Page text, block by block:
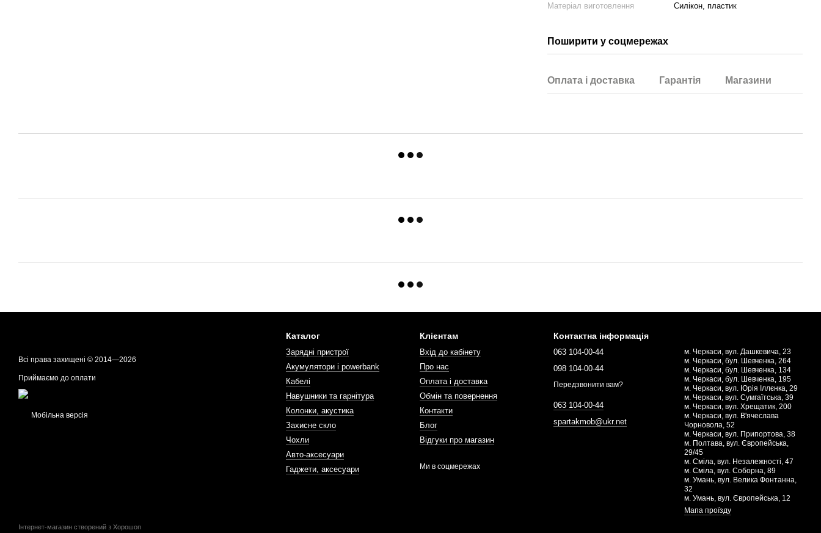
Матеріал виготовлення
Силікон, пластик
Поширити у соцмережах
Оплата і доставка Гарантія Магазини
Всі права захищені © 2014—2026
Приймаємо до оплати
Мобільна версія
Інтернет-магазин створений з Хорошоп
Каталог
Зарядні пристрої
Акумулятори і powerbank
Кабелі
Навушники та гарнітура
Колонки, акустика
Захисне скло
Чохли
Авто-аксесуари
Гаджети, аксесуари
Клієнтам
Вхід до кабінету
Про нас
Оплата і доставка
Обмін та повернення
Контакти
Блог
Відгуки про магазин
Ми в соцмережах
Контактна інформація
063 104-00-44
098 104-00-44
Передзвонити вам?
063 104-00-44
spartakmob@ukr.net
м. Черкаси, вул. Дашкевича, 23
м. Черкаси, бул. Шевченка, 264
м. Черкаси, бул. Шевченка, 134
м. Черкаси, бул. Шевченка, 195
м. Черкаси, вул. Юрія Іллєнка, 29
м. Черкаси, вул. Сумгаїтська, 39
м. Черкаси, вул. Хрещатик, 200
м. Черкаси, вул. В'ячеслава
Чорновола, 52
м. Черкаси, вул. Припортова, 38
м. Полтава, вул. Європейська,
29/45
м. Сміла, вул. Незалежності, 47
м. Сміла, вул. Соборна, 89
м. Умань, вул. Велика Фонтанна,
32
м. Умань, вул. Європейська, 12
Мапа проїзду